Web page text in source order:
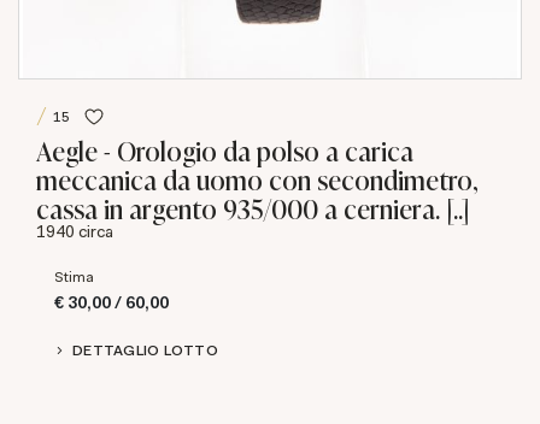
15
Aegle - Orologio da polso a carica
meccanica da uomo con secondimetro,
cassa in argento 935/000 a cerniera. [..]
1940 circa
Stima
€ 30,00 / 60,00
DETTAGLIO LOTTO